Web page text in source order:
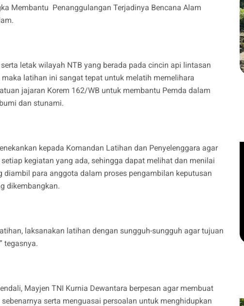
Membantu Penanggulangan Terjadinya Bencana Alam
letak wilayah NTB yang berada pada cincin api lintasan
latihan ini sangat tepat untuk melatih memelihara
jajaran Korem 162/WB untuk membantu Pemda dalam
dan stunami.
kepada Komandan Latihan dan Penyelenggara agar
kegiatan yang ada, sehingga dapat melihat dan menilai
para anggota dalam proses pengambilan keputusan
dikembangkan.
laksanakan latihan dengan sungguh-sungguh agar tujuan
tegasnya.
Mayjen TNI Kurnia Dewantara berpesan agar membuat
serta menguasai persoalan untuk menghidupkan